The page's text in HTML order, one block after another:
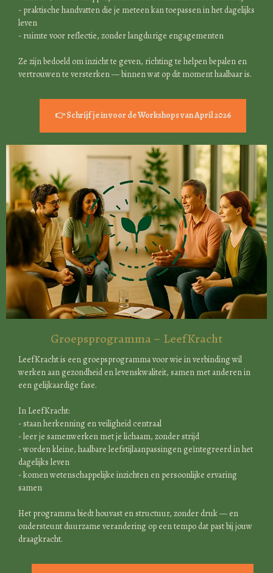
- praktische handvatten die je meteen kan toepassen in het dagelijks
leven
- ruimte voor reflectie, zonder langdurige engagementen
Ze zijn bedoeld om inzicht te geven, richting te helpen bepalen en
vertrouwen te versterken — binnen wat op dit moment haalbaar is.
👉 Schrijf je in voor de Workshops van April 2026
Groepsprogramma – LeefKracht
LeefKracht is een groepsprogramma voor wie in verbinding wil
werken aan gezondheid en levenskwaliteit, samen met anderen in
een gelijkaardige fase.
In LeefKracht:
- staan herkenning en veiligheid centraal
- leer je samenwerken met je lichaam, zonder strijd
- worden kleine, haalbare leefstijlaanpassingen geïntegreerd in het
dagelijks leven
- komen wetenschappelijke inzichten en persoonlijke ervaring
samen
Het programma biedt houvast en structuur, zonder druk — en
ondersteunt duurzame verandering op een tempo dat past bij jouw
draagkracht.